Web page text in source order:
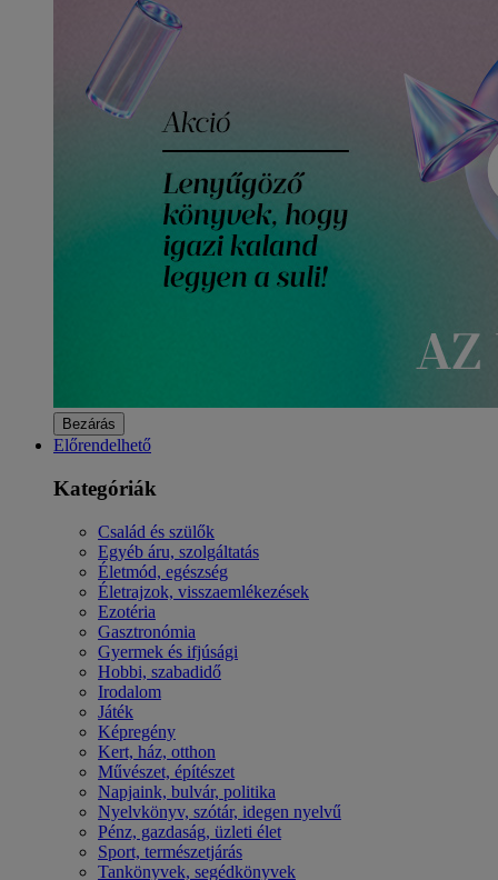
Bezárás
Előrendelhető
Kategóriák
Család és szülők
Egyéb áru, szolgáltatás
Életmód, egészség
Életrajzok, visszaemlékezések
Ezotéria
Gasztronómia
Gyermek és ifjúsági
Hobbi, szabadidő
Irodalom
Játék
Képregény
Kert, ház, otthon
Művészet, építészet
Napjaink, bulvár, politika
Nyelvkönyv, szótár, idegen nyelvű
Pénz, gazdaság, üzleti élet
Sport, természetjárás
Tankönyvek, segédkönyvek